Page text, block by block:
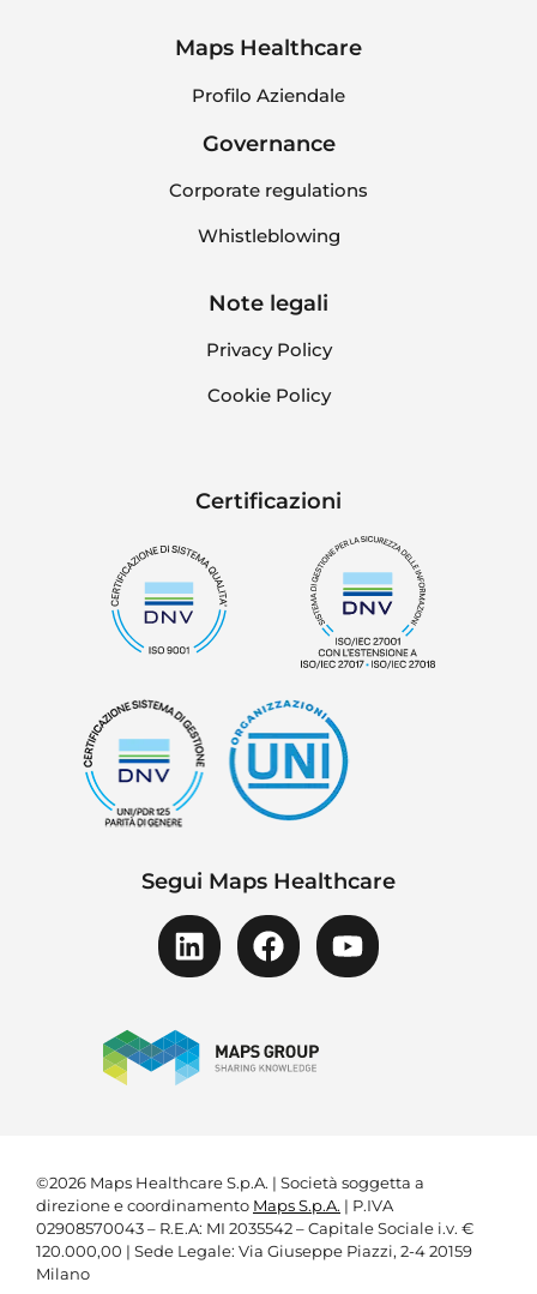
Maps Healthcare
Profilo Aziendale
Governance
Corporate regulations
Whistleblowing
Note legali
Privacy Policy
Cookie Policy
Certificazioni
Segui Maps Healthcare
©2026 Maps Healthcare S.p.A. | Società soggetta a
direzione e coordinamento Maps S.p.A. | P.IVA
02908570043 – R.E.A: MI 2035542 – Capitale Sociale i.v. €
120.000,00 | Sede Legale: Via Giuseppe Piazzi, 2-4 20159
Milano